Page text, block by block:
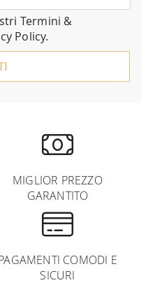
Termini &
Policy.
MIGLIOR PREZZO
GARANTITO
COMODI E
SICURI